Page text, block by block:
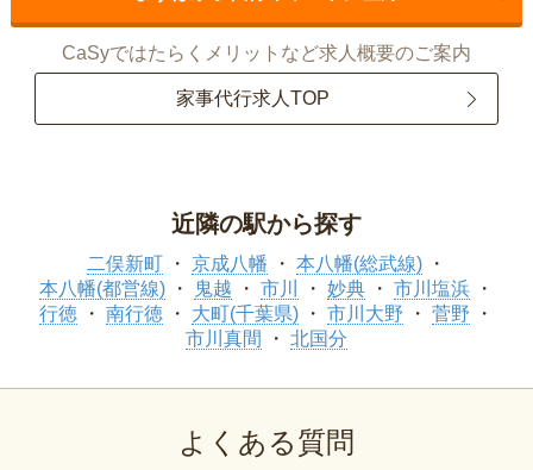
CaSyではたらくメリットなど求人概要のご案内
家事代行求人TOP
近隣の駅から探す
二俣新町 京成八幡
本八幡(総武線)
本八幡(都営線)
鬼越 市川 妙典
市川塩浜
行徳
南行徳 大町(千葉県) 市川大野
菅野
市川真間
北国分
よくある質問